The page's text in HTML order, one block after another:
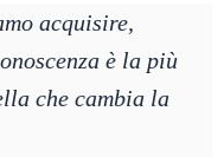
acquisire,
è la più
che cambia la